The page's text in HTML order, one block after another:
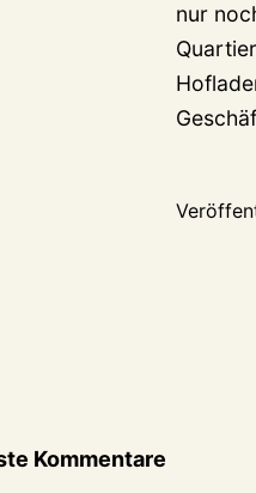
nur
Kommentare